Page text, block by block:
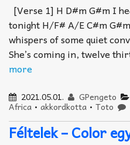
[Verse 1] H D#m G#m I
tonight H/F# A/E C#m
whispers of some quiet
She’s coming in, twelve
more
2021.05.01. GPengeto
Africa • akkordkotta • Toto
Féltelek – Color